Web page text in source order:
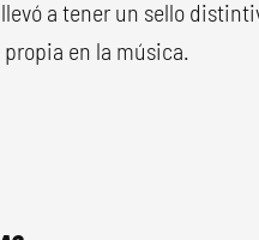
a tener un sello
en la música.